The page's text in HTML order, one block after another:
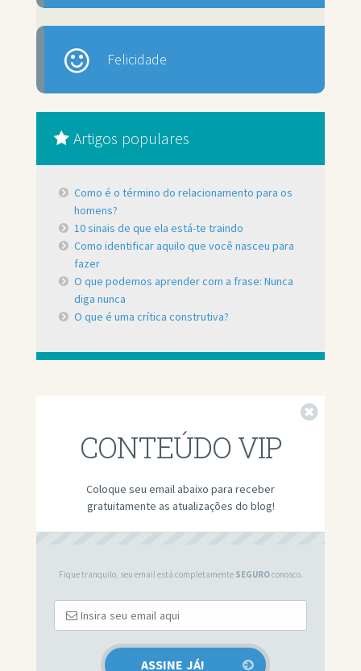
Felicidade
Artigos populares
Como é o término do relacionamento para os
homens?
10 sinais de que ela está-te traindo
Como identificar aquilo que você nasceu para
fazer
O que podemos aprender com a frase: Nunca
diga nunca
O que é uma crítica construtiva?
CONTEÚDO VIP
Coloque seu email abaixo para receber
gratuitamente as atualizações do blog!
Fique tranquilo, seu email está completamente SEGUROconosco.